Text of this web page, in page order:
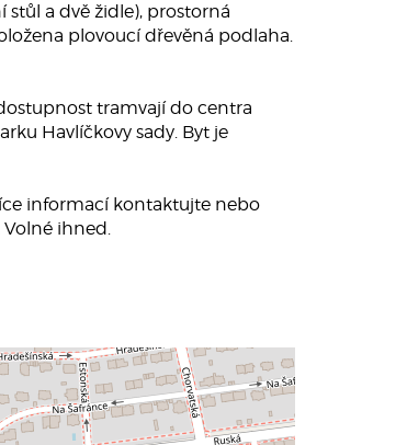
a dvě židle), prostorná
plovoucí dřevěná podlaha.
tramvají do centra
Havlíčkovy sady. Byt je
informací kontaktujte nebo
ihned.